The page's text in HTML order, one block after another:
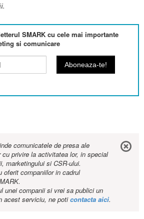
SMARK cu cele mai importante
si comunicare
comunicatele de presa ale
privire la activitatea lor, in special
marketingului si CSR-ului.
companiilor in cadrul
unei companii si vrei sa publici un
acest serviciu, ne poticontacta aici.